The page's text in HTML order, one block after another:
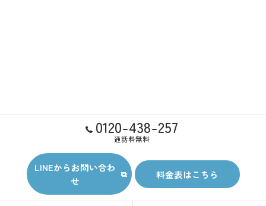
0120-438-257
通話料無料
LINEからお問い合わ
せ
料金表はこちら